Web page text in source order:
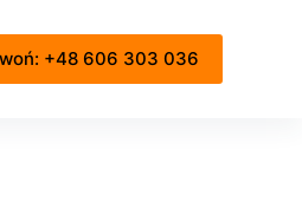
+48 606 303 036